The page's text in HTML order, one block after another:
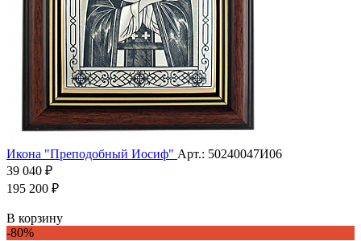
Икона "Преподобный Иосиф" Арт.: 50240047И06
39 040 ₽
195 200 ₽
В корзину
-80%